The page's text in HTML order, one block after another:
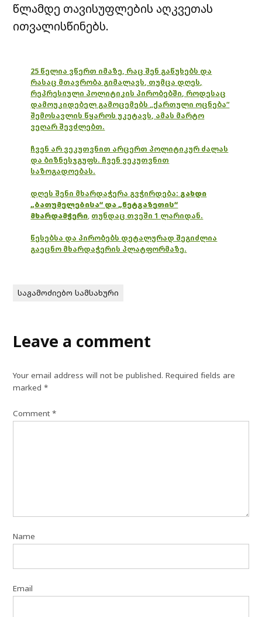
წლამდე თავისუფლების აღკვეთას
ითვალისწინებს.
25 წელია ვწერთ იმაზე, რაც შენ გაწუხებს და
რასაც მთავრობა გიმალავს, თუმცა დღეს,
რეპრესიული პოლიტიკის პირობებში, როდესაც
დამოუკიდებელ გამოცემებს „ქართული ოცნება“
შემოსავლის წყაროს უკეტავს, ამას მარტო
ვეღარ შევძლებთ.
ჩვენ არ ვეკუთვნით არცერთ პოლიტიკურ ძალას
და ბიზნესჯგუფს. ჩვენ ვეკუთვნით
საზოგადოებას.
დღეს შენი მხარდაჭერა გვჭირდება: გახდი
„ბათუმელებისა“ და „ნეტგაზეთის“
მხარდამჭერი, თუნდაც თვეში 1 ლარიდან.
წესებსა და პირობებს დეტალურად შეგიძლია
გაეცნო მხარდაჭერის პლატფორმაზე.
საგამოძიებო სამსახური
Leave a comment
Your email address will not be published. Required fields are
marked*
Comment*
Name
Email